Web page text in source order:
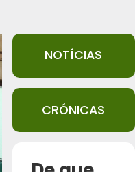
NOTÍCIAS
CRÓNICAS